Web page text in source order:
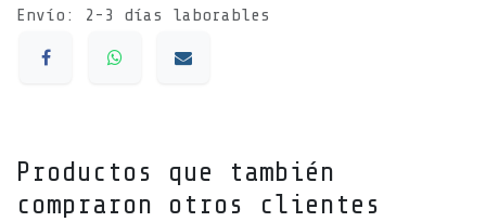
Envío: 2-3 días laborables
Productos que también
compraron otros clientes